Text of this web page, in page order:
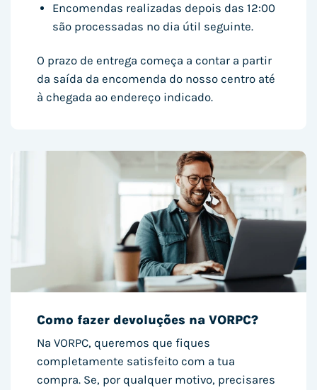
Encomendas realizadas depois das 12:00
são processadas no dia útil seguinte.
O prazo de entrega começa a contar a partir
da saída da encomenda do nosso centro até
à chegada ao endereço indicado.
Como fazer devoluções na VORPC?
Na VORPC, queremos que fiques
completamente satisfeito com a tua
compra. Se, por qualquer motivo, precisares